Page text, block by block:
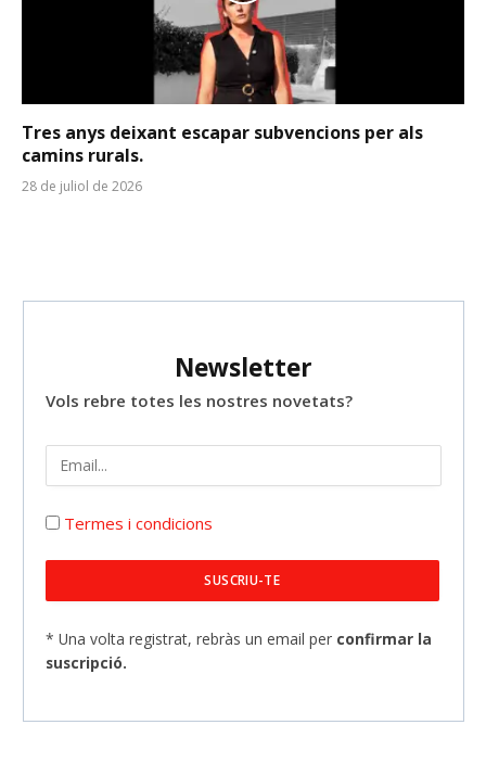
Tres anys deixant escapar subvencions per als
camins rurals.
28 de juliol de 2026
Newsletter
Vols rebre totes les nostres novetats?
Termes i condicions
* Una volta registrat, rebràs un email per confirmar la
suscripció.